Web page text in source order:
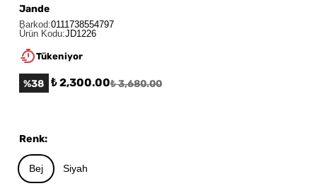
Jande
Barkod:0111738554797
Ürün Kodu:JD1226
Tükeniyor
%38 ₺ 2,300.00₺ 3,680.00
Renk:
Bej Siyah